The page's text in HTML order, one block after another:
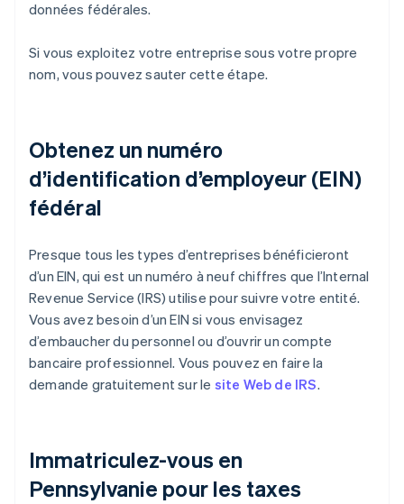
données fédérales.
Si vous exploitez votre entreprise sous votre propre
nom, vous pouvez sauter cette étape.
Obtenez un numéro
d’identification d’employeur (EIN)
fédéral
Presque tous les types d’entreprises bénéficieront
d’un EIN, qui est un numéro à neuf chiffres que l’Internal
Revenue Service (IRS) utilise pour suivre votre entité.
Vous avez besoin d’un EIN si vous envisagez
d’embaucher du personnel ou d’ouvrir un compte
bancaire professionnel. Vous pouvez en faire la
demande gratuitement sur le site Web de IRS.
Immatriculez-vous en
Pennsylvanie pour les taxes